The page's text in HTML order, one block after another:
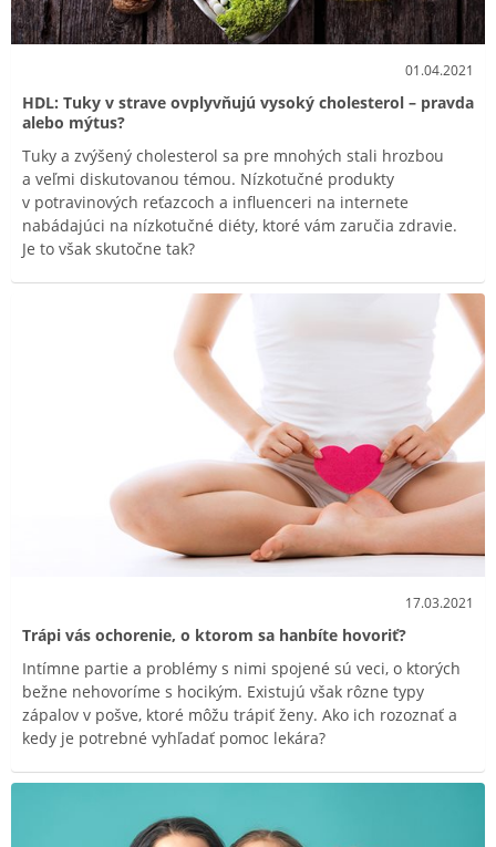
01.04.2021
HDL: Tuky v strave ovplyvňujú vysoký cholesterol – pravda
alebo mýtus?
Tuky a zvýšený cholesterol sa pre mnohých stali hrozbou
a veľmi diskutovanou témou. Nízkotučné produkty
v potravinových reťazcoch a influenceri na internete
nabádajúci na nízkotučné diéty, ktoré vám zaručia zdravie.
Je to však skutočne tak?
17.03.2021
Trápi vás ochorenie, o ktorom sa hanbíte hovoriť?
Intímne partie a problémy s nimi spojené sú veci, o ktorých
bežne nehovoríme s hocikým. Existujú však rôzne typy
zápalov v pošve, ktoré môžu trápiť ženy. Ako ich rozoznať a
kedy je potrebné vyhľadať pomoc lekára?